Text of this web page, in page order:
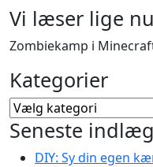
Vi læser lige nu
Zombiekamp i
Kategorier
Kategorier
Seneste indlæg
DIY: Sy din egen